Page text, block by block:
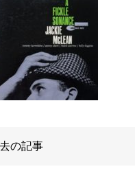
ブラジリ
「JAZZで踊
の記事